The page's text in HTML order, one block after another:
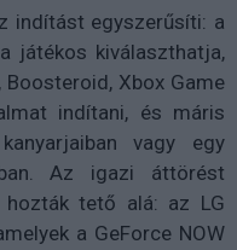
indítást egyszerűsíti: a
játékos kiválaszthatja,
Xbox Game
indítani, és máris
vagy egy
Az igazi áttörést
hozták tető alá: az LG
a GeForce NOW